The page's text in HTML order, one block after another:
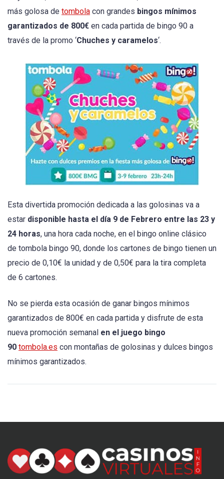
más golosa de tombola con grandes bingos mínimos
garantizados de 800€ en cada partida de bingo 90 a
través de la promo ‘Chuches y caramelos‘.
Esta divertida promoción dedicada a las golosinas va a
estar disponible hasta el día 9 de Febrero entre las 23 y
24 horas, una hora cada noche, en el bingo online clásico
de tombola bingo 90, donde los cartones de bingo tienen un
precio de 0,10€ la unidad y de 0,50€ para la tira completa
de 6 cartones.
No se pierda esta ocasión de ganar bingos mínimos
garantizados de 800€ en cada partida y disfrute de esta
nueva promoción semanal en el juego bingo
90 tombola.es con montañas de golosinas y dulces bingos
mínimos garantizados.